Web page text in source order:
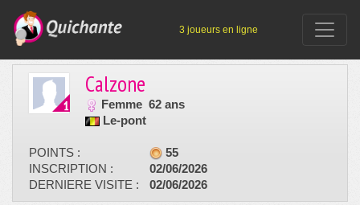
3 joueurs en ligne
Calzone
Femme 62 ans
Le-pont
POINTS :
55
INSCRIPTION :
02/06/2026
DERNIERE VISITE :
02/06/2026